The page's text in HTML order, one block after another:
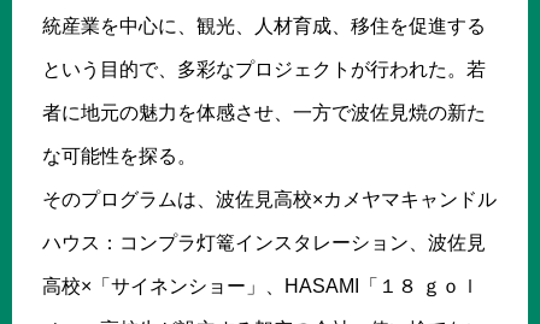
統産業を中心に、観光、人材育成、移住を促進する
という目的で、多彩なプロジェクトが行われた。若
者に地元の魅力を体感させ、一方で波佐見焼の新た
な可能性を探る。
そのプログラムは、波佐見高校×カメヤマキャンドル
ハウス：コンプラ灯篭インスタレーション、波佐見
高校×「サイネンショー」、HASAMI「１８ ｇｏｌ